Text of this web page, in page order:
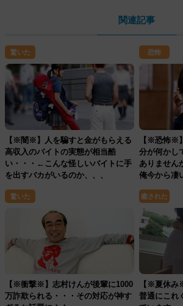
関連記事
驚いた
【※闇※】人を騙すと金がもらえる
高収入のバイトの実態が相当酷
い・・・←こんな怪しいバイトに手
を出すバカがいるのか、、、
恐怖
【※恐怖※
分が何かし
ありませ
俺今から凄
驚いた
【※衝撃※】志村けんが後輩に1000
万詐欺られる・・・その対応が神す
癒された
【※夏休み
普通にこれ